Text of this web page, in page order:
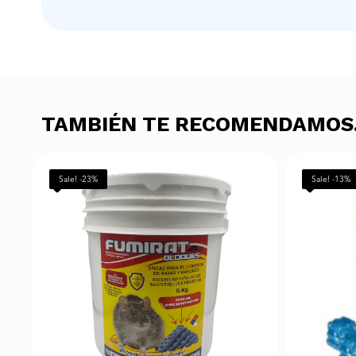
TAMBIÉN TE
Sale! -23% Sale! -13%